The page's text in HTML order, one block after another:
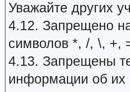
Уважайте других
4.12. Запрещено
символов *, /, \, +,
4.13. Запрещены
информации об их